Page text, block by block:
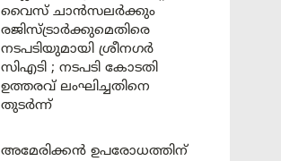
വൈസ് ചാൻസലർക്കും
രജിസ്ട്രാർക്കുമെതിരെ
നടപടിയുമായി ശ്രീനഗർ
സിഎടി ; നടപടി കോടതി
ഉത്തരവ് ലംഘിച്ചതിനെ
തുടർന്ന്
അമേരിക്കൻ ഉപരോധത്തിന്